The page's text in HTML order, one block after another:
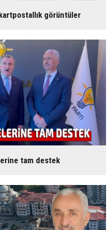
görüntüler
tam destek